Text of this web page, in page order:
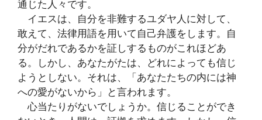
通じた人々です。
イエスは、自分を非難するユダヤ人に対して、
敢えて、法律用語を用いて自己弁護をします。自
分がだれであるかを証しするものがこれほどあ
る。しかし、あなたがたは、どれによっても信じ
ようとしない。それは、「あなたたちの内には神
への愛がないから」と言われます。
心当たりがないでしょうか。信じることができ